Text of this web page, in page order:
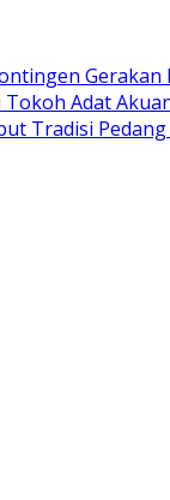
Adat
Tradisi